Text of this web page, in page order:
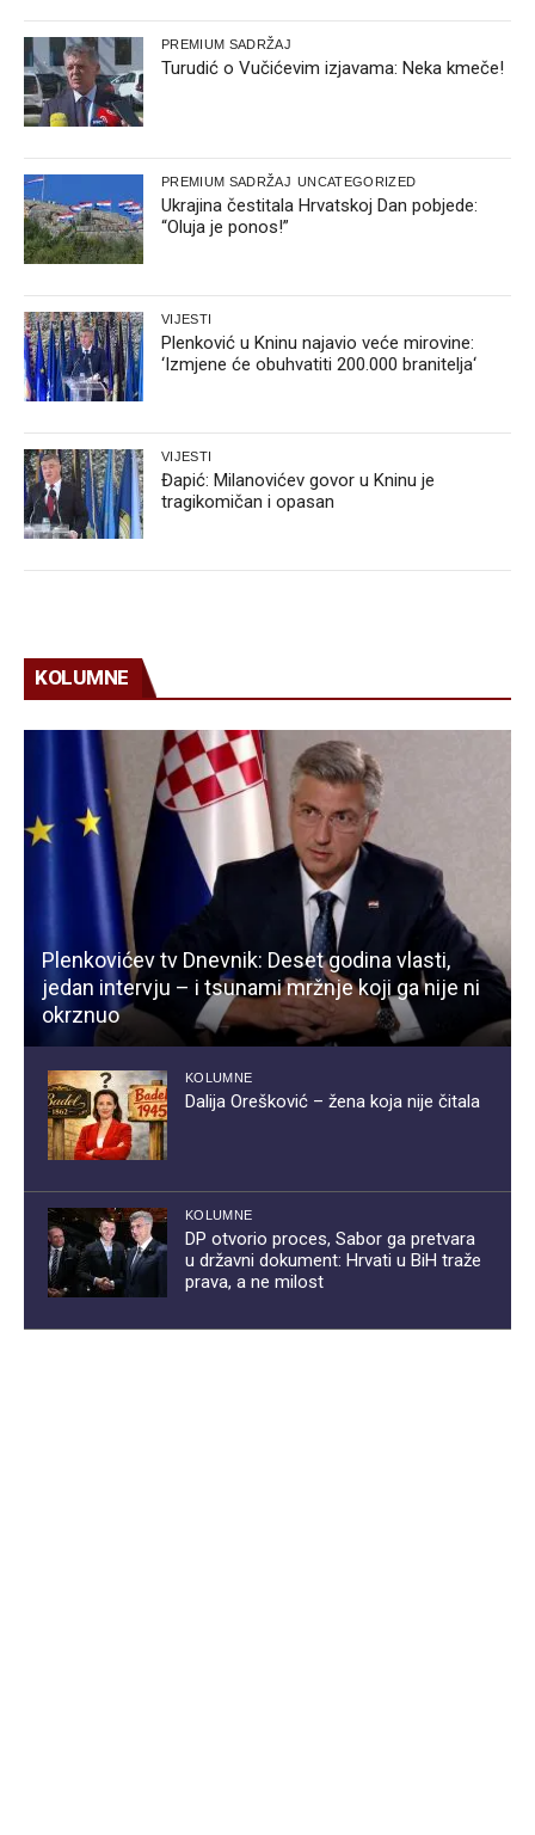
PREMIUM SADRŽAJ
Turudić o Vučićevim izjavama: Neka kmeče!
PREMIUM SADRŽAJ UNCATEGORIZED
Ukrajina čestitala Hrvatskoj Dan pobjede:
“Oluja je ponos!”
VIJESTI
Plenković u Kninu najavio veće mirovine:
‘Izmjene će obuhvatiti 200.000 branitelja‘
VIJESTI
Đapić: Milanovićev govor u Kninu je
tragikomičan i opasan
KOLUMNE
Plenkovićev tv Dnevnik: Deset godina vlasti,
jedan intervju – i tsunami mržnje koji ga nije ni
okrznuo
KOLUMNE
Dalija Orešković – žena koja nije čitala
KOLUMNE
DP otvorio proces, Sabor ga pretvara
u državni dokument: Hrvati u BiH traže
prava, a ne milost